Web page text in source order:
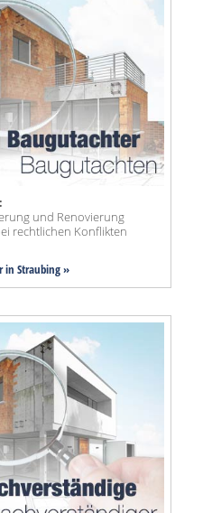
und Renovierung
rechtlichen Konflikten
in Straubing »